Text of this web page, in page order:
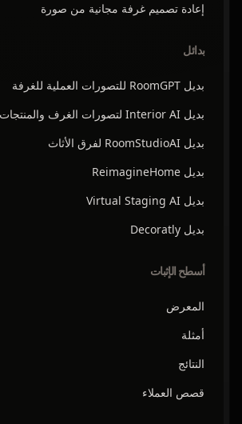
إعادة تصميم غرفة مجانية من صورة
بدائل
بديل RoomGPT للتصورات العملية للغرفة
بديل Interior AI لتصورات الغرف والمنتجات
بديل RoomStudioAI لفرق الأثاث
بديل ReimagineHome
بديل Virtual Staging AI
بديل Decoratly
أسطح الإثبات
المعرض
أمثلة
النتائج
قصص العملاء